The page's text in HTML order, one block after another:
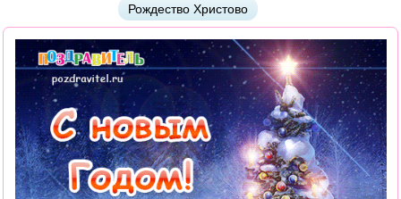
Рождество Христово